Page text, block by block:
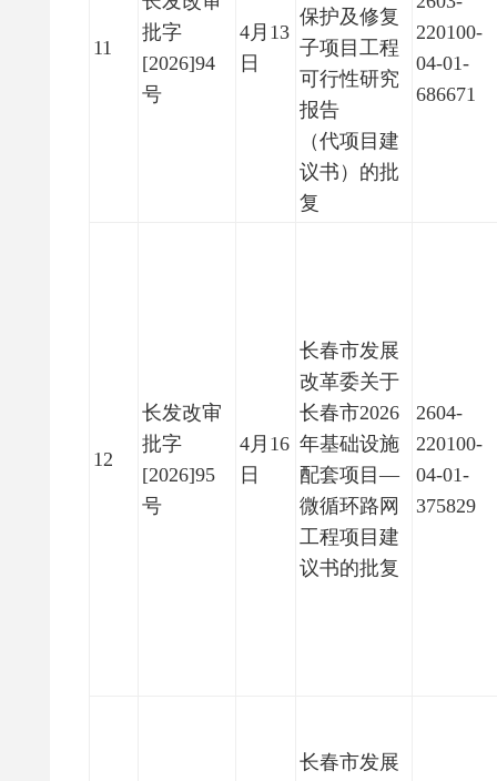
11
批字
[2026]94
号
4月13
日
保护及修复
子项目工程
可行性研究
报告
（代项目建
议书）的批
复
220100-
04-01-
686671
12
长发改审
批字
[2026]95
号
4月16
日
长春市发展
改革委关于
长春市2026
年基础设施
配套项目—
微循环路网
工程项目建
议书的批复
2604-
220100-
04-01-
375829
长春市发展